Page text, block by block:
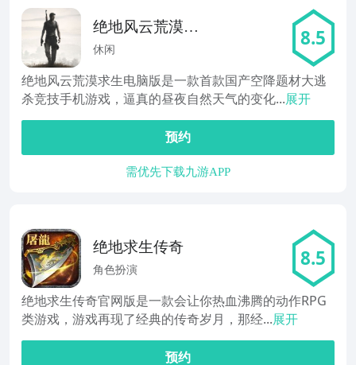
绝地风云荒漠求
生
休闲 8.5
绝地风云荒漠求生电脑版是一款首款国产空降题材大逃
杀竞技手机游戏，逼真的昼夜自然天气的变化...展开
预约
需优先下载九游APP
绝地求生传奇
角色扮演 8.5
绝地求生传奇官网版是一款会让你热血沸腾的动作RPG
类游戏，游戏再现了经典的传奇岁月，那经...展开
预约